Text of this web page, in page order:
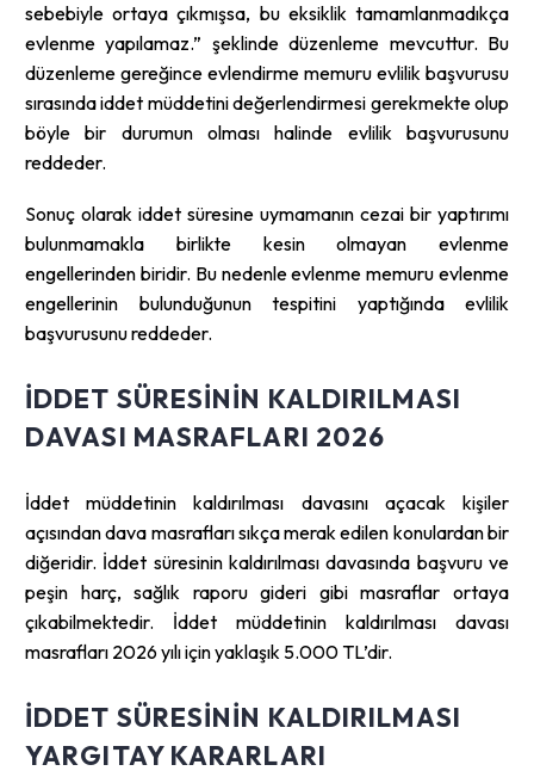
sebebiyle ortaya çıkmışsa, bu eksiklik tamamlanmadıkça
evlenme yapılamaz.” şeklinde düzenleme mevcuttur. Bu
düzenleme gereğince evlendirme memuru evlilik başvurusu
sırasında iddet müddetini değerlendirmesi gerekmekte olup
böyle bir durumun olması halinde evlilik başvurusunu
reddeder.
Sonuç olarak iddet süresine uymamanın cezai bir yaptırımı
bulunmamakla birlikte kesin olmayan evlenme
engellerinden biridir. Bu nedenle evlenme memuru evlenme
engellerinin bulunduğunun tespitini yaptığında evlilik
başvurusunu reddeder.
İDDET SÜRESININ KALDIRILMASI
DAVASI MASRAFLARI 2026
İddet müddetinin kaldırılması davasını açacak kişiler
açısından dava masrafları sıkça merak edilen konulardan bir
diğeridir. İddet süresinin kaldırılması davasında başvuru ve
peşin harç, sağlık raporu gideri gibi masraflar ortaya
çıkabilmektedir. İddet müddetinin kaldırılması davası
masrafları 2026 yılı için yaklaşık 5.000 TL’dir.
İDDET SÜRESININ KALDIRILMASI
YARGITAY KARARLARI